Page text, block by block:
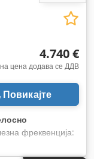
4.740 €
цена додава се ДДВ
Повикајте
фреквенција: